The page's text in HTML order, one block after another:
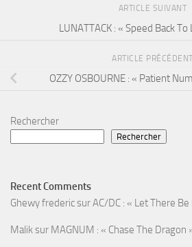
ARTICLE SUIVANT
LUNATTACK : « Speed Back
ARTICLE PRÉCÉDENT
OZZY OSBOURNE : « Patient
Rechercher
Rechercher
Recent Comments
Ghewy fredericsurAC/DC : « Let There Be
Maliksur MAGNUM : « Chase The Dragon